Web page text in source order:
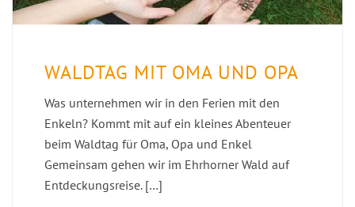
WALDTAG MIT OMA UND OPA
Was unternehmen wir in den Ferien mit den
Enkeln? Kommt mit auf ein kleines Abenteuer
beim Waldtag für Oma, Opa und Enkel
Gemeinsam gehen wir im Ehrhorner Wald auf
Entdeckungsreise. […]